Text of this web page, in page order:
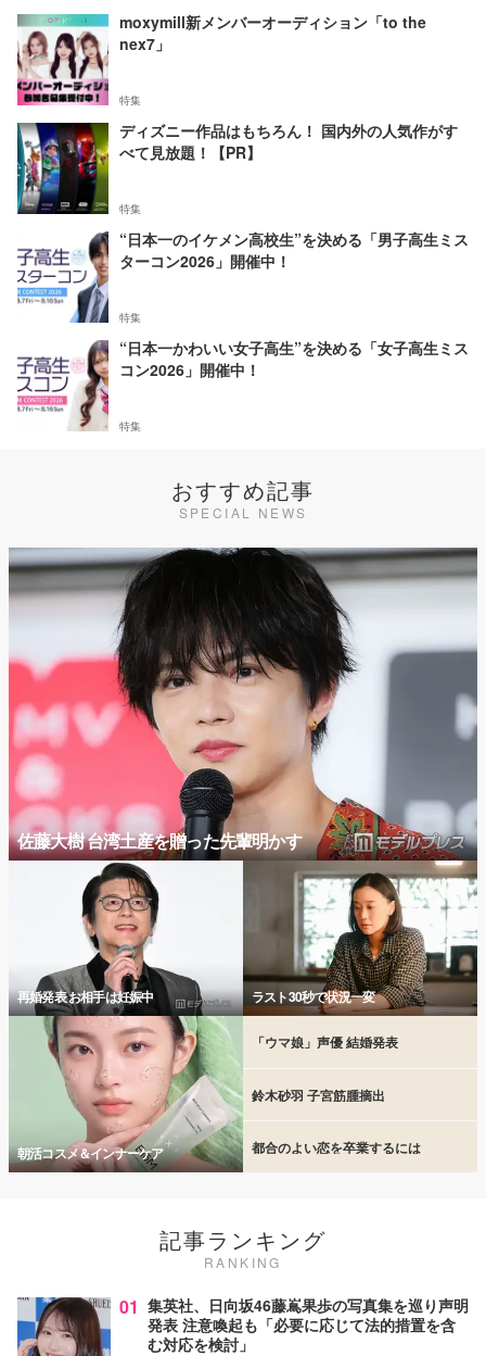
moxymill新メンバーオーディション「to the
nex7」
特集
ディズニー作品はもちろん！ 国内外の人気作がす
べて見放題！【PR】
特集
“日本一のイケメン高校生”を決める「男子高生ミス
ターコン2026」開催中！
特集
“日本一かわいい女子高生”を決める「女子高生ミス
コン2026」開催中！
特集
おすすめ記事
SPECIAL NEWS
佐藤大樹 台湾土産を贈った先輩明かす
再婚発表 お相手は妊娠中 ラスト30秒で状況一変
朝活コスメ＆インナーケア
「ウマ娘」声優 結婚発表
鈴木砂羽 子宮筋腫摘出
都合のよい恋を卒業するには
記事ランキング
RANKING
01 集英社、日向坂46藤嶌果歩の写真集を巡り声明
発表 注意喚起も「必要に応じて法的措置を含
む対応を検討」